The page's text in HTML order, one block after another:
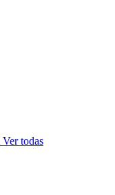
Ver todas